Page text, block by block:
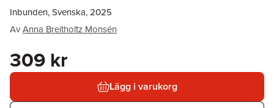
Inbunden, Svenska, 2025
AvAnna Breitholtz Monsén
309 kr
Lägg i varukorg